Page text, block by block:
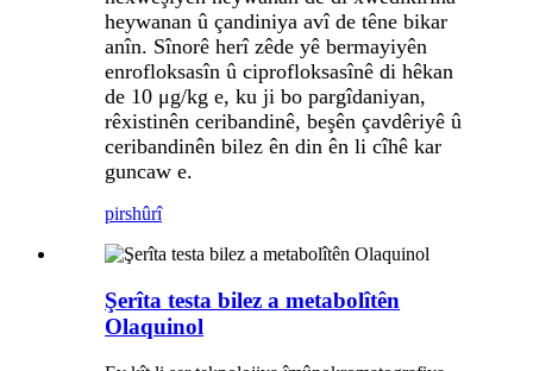
heywanan û çandiniya avî de têne bikar
anîn. Sînorê herî zêde yê bermayiyên
enrofloksasîn û ciprofloksasînê di hêkan
de 10 μg/kg e, ku ji bo pargîdaniyan,
rêxistinên ceribandinê, beşên çavdêriyê û
ceribandinên bilez ên din ên li cîhê kar
guncaw e.
pirshûrî
Şerîta testa bilez a metabolîtên
Olaquinol